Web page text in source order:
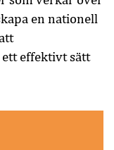
en nationell
effektivt sätt